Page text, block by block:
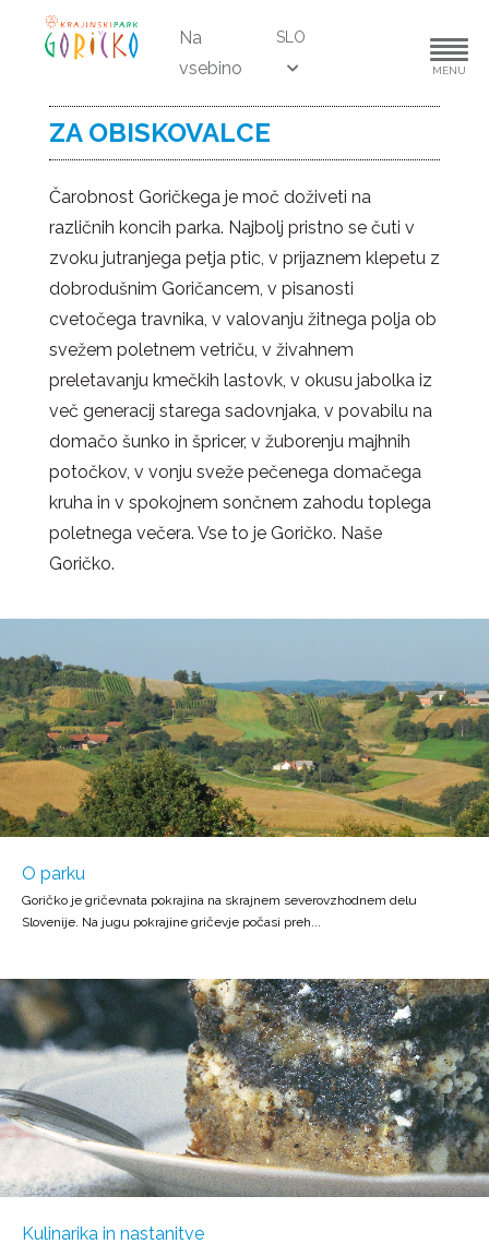
Na
vsebino
SLO
MENU
ZA OBISKOVALCE
Čarobnost Goričkega je moč doživeti na
različnih koncih parka. Najbolj pristno se čuti v
zvoku jutranjega petja ptic, v prijaznem klepetu z
dobrodušnim Goričancem, v pisanosti
cvetočega travnika, v valovanju žitnega polja ob
svežem poletnem vetriču, v živahnem
preletavanju kmečkih lastovk, v okusu jabolka iz
več generacij starega sadovnjaka, v povabilu na
domačo šunko in špricer, v žuborenju majhnih
potočkov, v vonju sveže pečenega domačega
kruha in v spokojnem sončnem zahodu toplega
poletnega večera. Vse to je Goričko. Naše
Goričko.
O parku
Goričko je gričevnata pokrajina na skrajnem severovzhodnem delu
Slovenije. Na jugu pokrajine gričevje počasi preh...
Kulinarika in nastanitve